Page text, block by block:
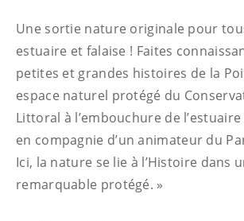
Une sortie nature originale pour
estuaire et falaise ! Faites
petites et grandes histoires de la
espace naturel protégé du
Littoral à l’embouchure de
en compagnie d’un animateur du
Ici, la nature se lie à l’Histoire dans
remarquable protégé. »